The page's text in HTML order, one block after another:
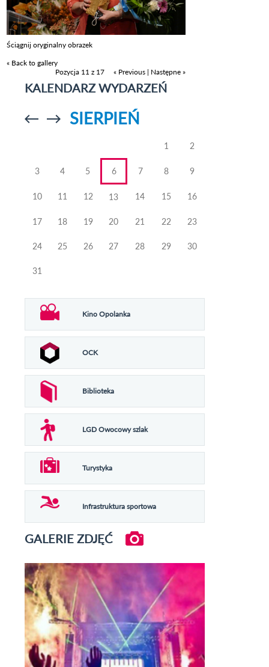
Ściągnij oryginalny obrazek
« Back to gallery
Pozycja 11 z 17
« Previous | Następne »
KALENDARZ WYDARZEŃ
Przejdź doPrzejdź do
SIERPIEŃ
1 2
3 4 5 6 7 8 9
10 11 12 13 14 15 16
17 18 19 20 21 22 23
24 25 26 27 28 29 30
31
Kino Opolanka
OCK
Biblioteka
LGD Owocowy szlak
Turystyka
Infrastruktura sportowa
GALERIE ZDJĘĆ